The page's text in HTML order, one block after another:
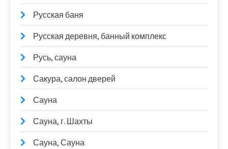
Русская баня
Русская деревня, банный комплекс
Русь, сауна
Сакура, салон дверей
Сауна
Сауна, г. Шахты
Сауна, Сауна